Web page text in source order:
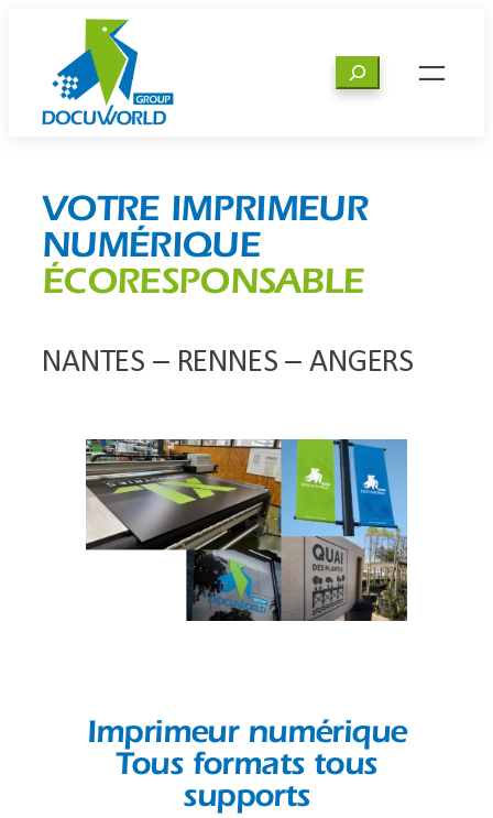
contenu
Rechercher
VOTRE IMPRIMEUR
NUMÉRIQUE
ÉCORESPONSABLE
NANTES – RENNES – ANGERS
Imprimeur numérique
Tous formats tous
supports